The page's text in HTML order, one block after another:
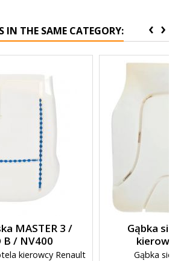
IN THE SAME CATEGORY: ‹ ›
MASTER 3 /
B / NV400
kierowcy Renault
Gąbka
Gąbka